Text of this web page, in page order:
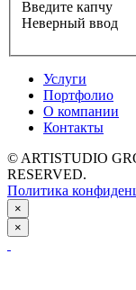
Введите капчу
Неверный ввод
Услуги
Портфолио
О компании
Контакты
© ARTISTUDIO
RESERVED.
Политика
×
×